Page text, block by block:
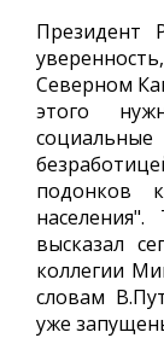
Президент
Северном
этого
подонков
высказал
коллегии
словам
уже